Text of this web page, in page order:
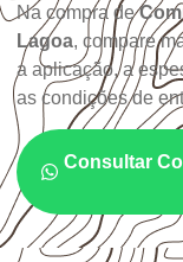
Na compra de
Lagoa, compare
a aplicação, a
as condições de
Consultar